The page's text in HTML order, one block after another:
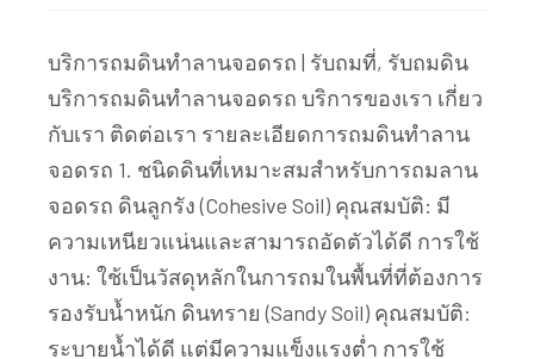
บริการถมดินทำลานจอดรถ | รับถมที่, รับถมดิน
บริการถมดินทำลานจอดรถ บริการของเรา เกี่ยว
กับเรา ติดต่อเรา รายละเอียดการถมดินทำลาน
จอดรถ 1. ชนิดดินที่เหมาะสมสำหรับการถมลาน
จอดรถ ดินลูกรัง (Cohesive Soil) คุณสมบัติ: มี
ความเหนียวแน่นและสามารถอัดตัวได้ดี การใช้
งาน: ใช้เป็นวัสดุหลักในการถมในพื้นที่ที่ต้องการ
รองรับน้ำหนัก ดินทราย (Sandy Soil) คุณสมบัติ:
ระบายน้ำได้ดี แต่มีความแข็งแรงต่ำ การใช้